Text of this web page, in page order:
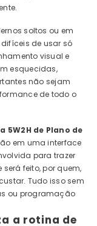
soltos ou em
de usar só
visual e
esquecidas,
não sejam
de todo o
5W2H de Plano de
em uma interface
para trazer
feito, por quem,
Tudo isso sem
ou programação
a rotina de